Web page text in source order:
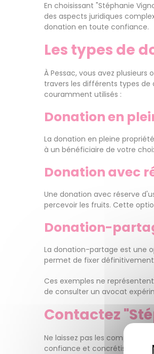
En choisissant "Stéphanie
des aspects juridiques
donation en toute confiance.
Les types de
À Pessac, vous avez
travers les différents types de
couramment utilisés :
Donation en
La donation en pleine
à un bénéficiaire de votre
Donation avec
Une donation avec réserve
percevoir les fruits. Cette
Donation-
La donation-partage est une
permet de fixer
Ces exemples ne
de consulter un avocat
Contactez
Ne laissez pas les
confiance et concrétiser vos